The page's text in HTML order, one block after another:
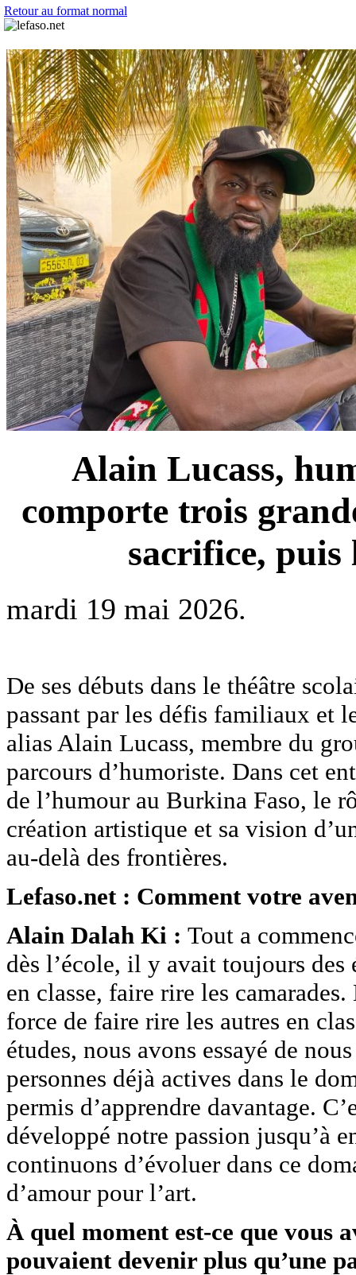
Retour au format normal
Alain Lucass,
comporte trois
sacrifice, puis
mardi 19 mai 2026.
De ses débuts dans le théâtre
passant par les défis familiaux et
alias Alain Lucass, membre du
parcours d’humoriste. Dans cet
de l’humour au Burkina Faso, le
création artistique et sa vision
au-delà des frontières.
Lefaso.net : Comment votre
Alain Dalah Ki : Tout a
dès l’école, il y avait toujours
en classe, faire rire les
force de faire rire les autres en
études, nous avons essayé de
personnes déjà actives dans le
permis d’apprendre davantage.
développé notre passion jusqu’à
continuons d’évoluer dans ce
d’amour pour l’art.
À quel moment est-ce que vous
pouvaient devenir plus qu’une